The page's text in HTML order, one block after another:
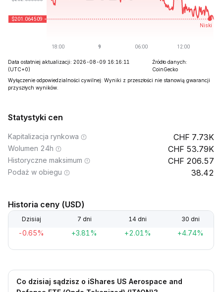
Data ostatniej aktualizacji: 2026-08-09 16:16:11
(UTC+0)
Źródło danych:
CoinGecko
Wyłączenie odpowiedzialności cywilnej: Wyniki z przeszłości nie stanowią gwarancji
przyszłych wyników.
Statystyki cen
Kapitalizacja rynkowa 7.73K
Wolumen 24h 53.79K
Historyczne maksimum 206.57
Podaż w obiegu 38.42
Historia ceny (USD)
Dzisiaj 7 dni 14 dni 30 dni
-0.65% +3.81% +2.01% +4.74%
Co dzisiaj sądzisz o iShares US Aerospace and